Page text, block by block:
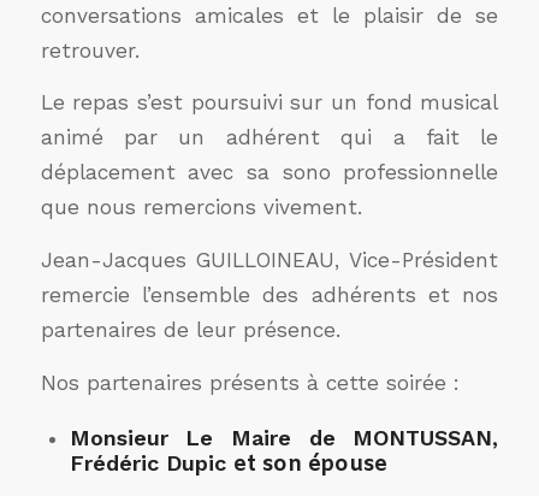
conversations amicales et le plaisir de se
retrouver.
Le repas s’est poursuivi sur un fond musical
animé par un adhérent qui a fait le
déplacement avec sa sono professionnelle
que nous remercions vivement.
Jean-Jacques GUILLOINEAU, Vice-Président
remercie l’ensemble des adhérents et nos
partenaires de leur présence.
Nos partenaires présents à cette soirée :
Monsieur Le Maire de MONTUSSAN,
Frédéric Dupic et son épouse